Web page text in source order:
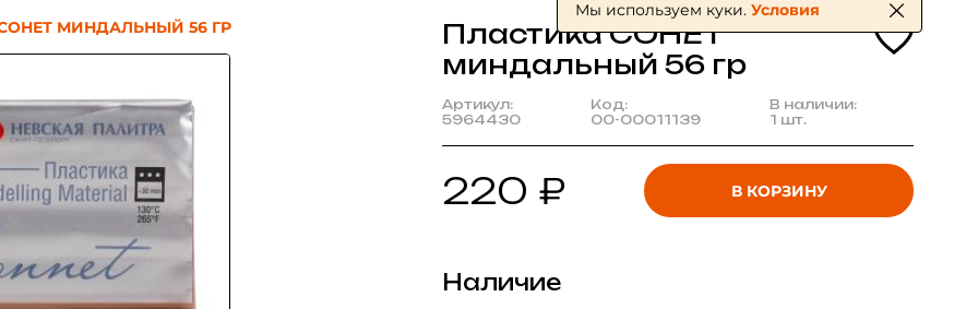
МИНДАЛЬНЫЙ 56 ГР
Пластика СОНЕТ
миндальный 56 гр
Артикул:
5964430
Код:
00-00011139
В наличии:
1 шт.
220 ₽ В КОРЗИНУ
Наличие
Мы используем куки. Условия